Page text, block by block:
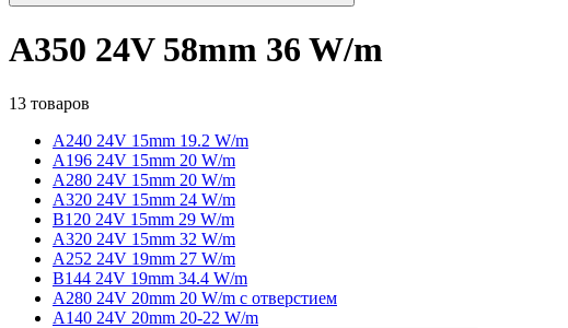
A350 24V 58mm 36 W/m
13 товаров
A240 24V 15mm 19.2 W/m
A196 24V 15mm 20 W/m
A280 24V 15mm 20 W/m
A320 24V 15mm 24 W/m
B120 24V 15mm 29 W/m
A320 24V 15mm 32 W/m
A252 24V 19mm 27 W/m
B144 24V 19mm 34.4 W/m
A280 24V 20mm 20 W/m с отверстием
A140 24V 20mm 20-22 W/m